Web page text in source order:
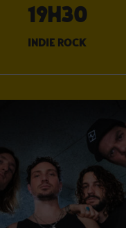
19H30
indie rock